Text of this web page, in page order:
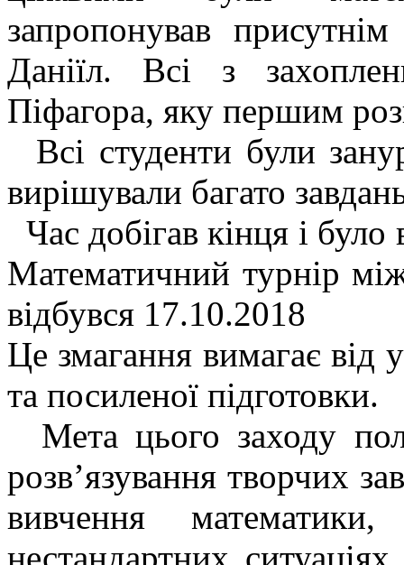
запропонував
Даніїл. Всі з
Піфагора, яку першим
Всі студенти були
вирішували багато
Час добігав кінця і
Математичний турнір
відбувся 17.10.2018
Це змагання вимагає від
та посиленої підготовки.
Мета цього заходу
розв’язування творчих
вивчення